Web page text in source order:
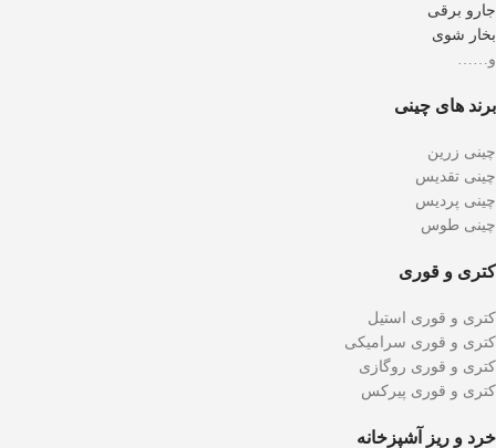
جارو برقی
بخار شوی
و……
برند های چینی
چینی زرین
چینی تقدیس
چینی پردیس
چینی طوس
کتری و قوری
کتری و قوری استیل
کتری و قوری سرامیکی
کتری و قوری روگازی
کتری و قوری پیرکس
خرد و ریز آشپزخانه